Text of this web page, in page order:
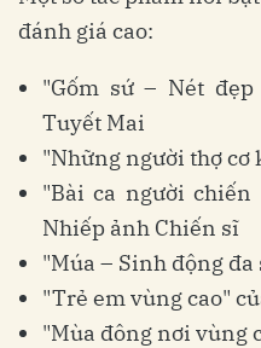
đánh giá cao:
"Gốm sứ – Nét
Tuyết Mai
"Những người thợ cơ
"Bài ca người
Nhiếp ảnh Chiến sĩ
"Múa – Sinh động
"Trẻ em vùng cao"
"Mùa đông nơi vùng